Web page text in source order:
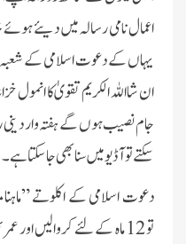
اعمال نامی رسالہ میں دیئے ہوئے
یہاں کے دعوت اسلامی کے شعبہ
ان شا اللہ الکریم تقویٰ کا انمول
جام نصیب ہوں گے ہفتہ وار دینی
سکتے تو آڈیو میں سنا بھی جاسکتا ہے ۔
دعوت اسلامی کے اکلوتے
تو 12 ماہ کے لئے کروالیں